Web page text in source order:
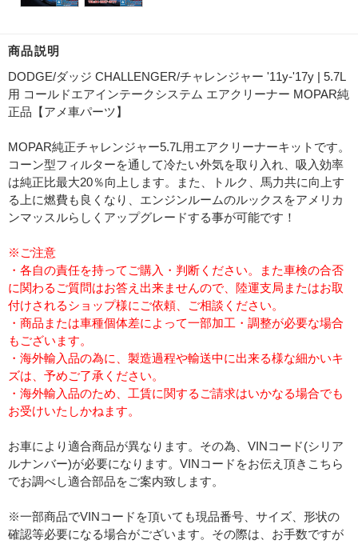
商品説明
DODGE/ダッジ CHALLENGER/チャレンジャー '11y-'17y | 5.7L
用 コールドエアインテークシステム エアクリーナー MOPAR純
正品【アメ車パーツ】
MOPAR純正チャレンジャー5.7L用エアクリーナーキットです。
コーン型フィルターを通して冷たい外気を取り入れ、吸入効率
は純正比最大20％向上します。また、トルク、馬力共に向上す
る上に燃費も良くなり、エンジンルームのルックスをアメリカ
ンマッスルらしくアップグレードする事が可能です！
※ご注意
・各自の責任を持ってご購入・判断ください。また車検の合否
に関わるご質問はお答え出来ませんので、陸運支局またはお取
付けされるショップ様にご依頼、ご相談ください。
・商品または車種個体差によって一部加工・調整が必要な場合
もございます。
・海外輸入品の為に、製造過程や輸送中に出来る様な細かいキ
ズは、予めご了承ください。
・海外輸入品のため、工賃に関するご請求はいかなる場合でも
お受けいたしかねます。
お車により適合商品が異なります。その為、VINコード(シリア
ルナンバー)が必要になります。VINコードをお伝え頂きこちら
でお調べし適合部品をご案内致します。
※一部商品でVINコードを頂いても現品番号、サイズ、形状の
確認等必要になる場合がございます。その際は、お手数ですが